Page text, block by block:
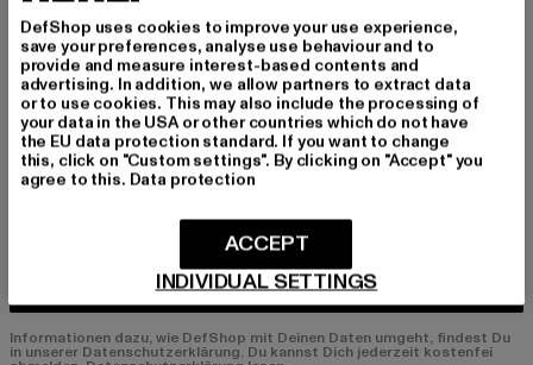
er E-Mail!
An welchen Produkten bist du interessiert?
MÄNNER
FRAUEN
ANMELDEN
Informationen dazu, wie DefShop mit Deinen Daten umgeht, findest Du
in unserer Datenschutzerklärung. Du kannst Dich jederzeit kostenfei
DefShop uses cookies to improve your use experience,
save your preferences, analyse use behaviour and to
provide and measure interest-based contents and
advertising. In addition, we allow partners to extract data
or to use cookies. This may also include the processing of
your data in the USA or other countries which do not have
the EU data protection standard. If you want to change
this, click on "Custom settings". By clicking on "Accept" you
agree to this. Data protection
INDIVIDUAL SETTINGS
ACCEPT